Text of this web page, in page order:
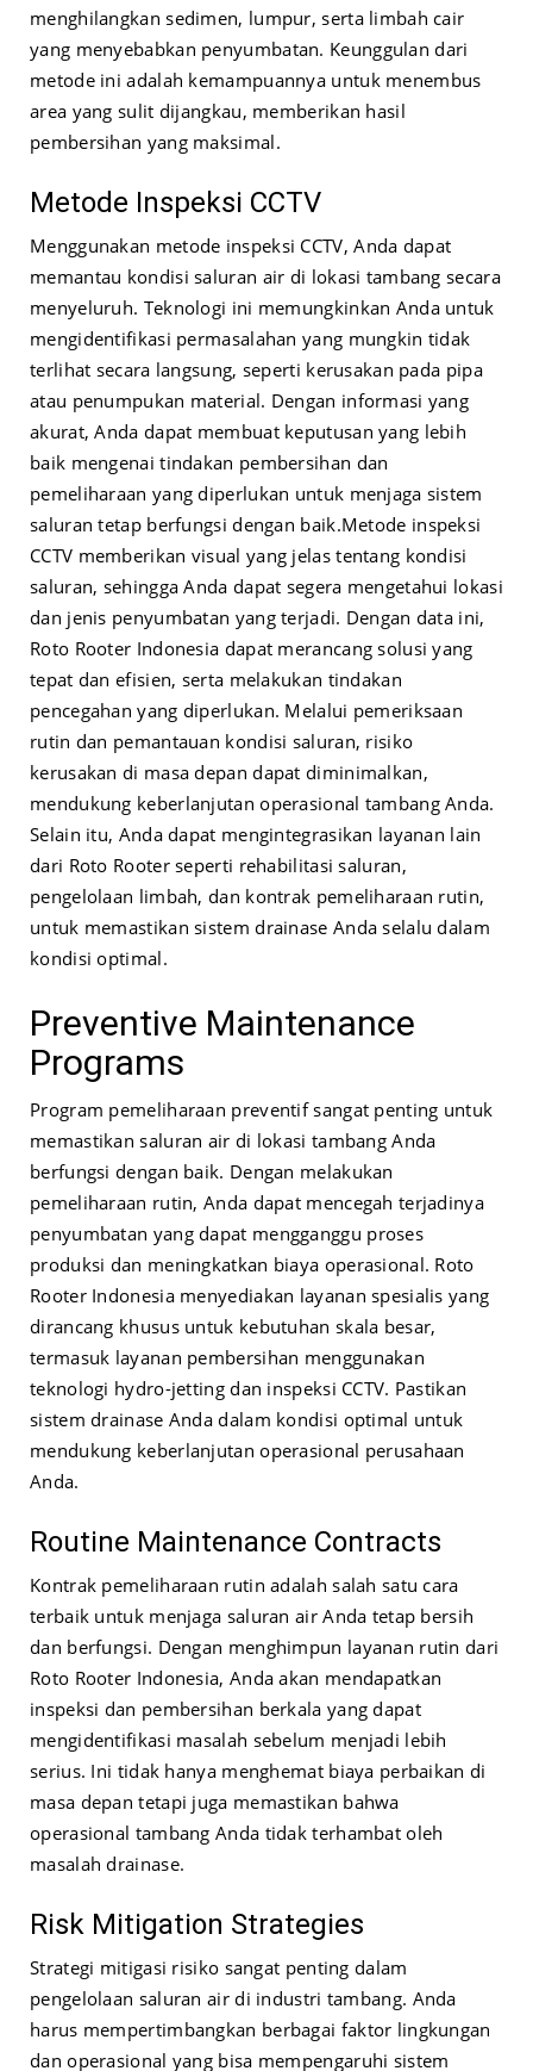
menghilangkan sedimen, lumpur, serta limbah cair
yang menyebabkan penyumbatan. Keunggulan dari
metode ini adalah kemampuannya untuk menembus
area yang sulit dijangkau, memberikan hasil
pembersihan yang maksimal.
Metode Inspeksi CCTV
Menggunakan metode inspeksi CCTV, Anda dapat
memantau kondisi saluran air di lokasi tambang secara
menyeluruh. Teknologi ini memungkinkan Anda untuk
mengidentifikasi permasalahan yang mungkin tidak
terlihat secara langsung, seperti kerusakan pada pipa
atau penumpukan material. Dengan informasi yang
akurat, Anda dapat membuat keputusan yang lebih
baik mengenai tindakan pembersihan dan
pemeliharaan yang diperlukan untuk menjaga sistem
saluran tetap berfungsi dengan baik.Metode inspeksi
CCTV memberikan visual yang jelas tentang kondisi
saluran, sehingga Anda dapat segera mengetahui lokasi
dan jenis penyumbatan yang terjadi. Dengan data ini,
Roto Rooter Indonesia dapat merancang solusi yang
tepat dan efisien, serta melakukan tindakan
pencegahan yang diperlukan. Melalui pemeriksaan
rutin dan pemantauan kondisi saluran, risiko
kerusakan di masa depan dapat diminimalkan,
mendukung keberlanjutan operasional tambang Anda.
Selain itu, Anda dapat mengintegrasikan layanan lain
dari Roto Rooter seperti rehabilitasi saluran,
pengelolaan limbah, dan kontrak pemeliharaan rutin,
untuk memastikan sistem drainase Anda selalu dalam
kondisi optimal.
Preventive Maintenance
Programs
Program pemeliharaan preventif sangat penting untuk
memastikan saluran air di lokasi tambang Anda
berfungsi dengan baik. Dengan melakukan
pemeliharaan rutin, Anda dapat mencegah terjadinya
penyumbatan yang dapat mengganggu proses
produksi dan meningkatkan biaya operasional. Roto
Rooter Indonesia menyediakan layanan spesialis yang
dirancang khusus untuk kebutuhan skala besar,
termasuk layanan pembersihan menggunakan
teknologi hydro-jetting dan inspeksi CCTV. Pastikan
sistem drainase Anda dalam kondisi optimal untuk
mendukung keberlanjutan operasional perusahaan
Anda.
Routine Maintenance Contracts
Kontrak pemeliharaan rutin adalah salah satu cara
terbaik untuk menjaga saluran air Anda tetap bersih
dan berfungsi. Dengan menghimpun layanan rutin dari
Roto Rooter Indonesia, Anda akan mendapatkan
inspeksi dan pembersihan berkala yang dapat
mengidentifikasi masalah sebelum menjadi lebih
serius. Ini tidak hanya menghemat biaya perbaikan di
masa depan tetapi juga memastikan bahwa
operasional tambang Anda tidak terhambat oleh
masalah drainase.
Risk Mitigation Strategies
Strategi mitigasi risiko sangat penting dalam
pengelolaan saluran air di industri tambang. Anda
harus mempertimbangkan berbagai faktor lingkungan
dan operasional yang bisa mempengaruhi sistem